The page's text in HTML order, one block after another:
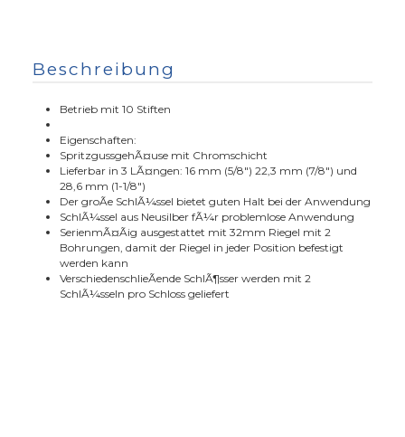
Beschreibung
Betrieb mit 10 Stiften
Eigenschaften:
SpritzgussgehÃ¤use mit Chromschicht
Lieferbar in 3 LÃ¤ngen: 16 mm (5/8") 22,3 mm (7/8") und
28,6 mm (1-1/8")
Der groÃe SchlÃ¼ssel bietet guten Halt bei der Anwendung
SchlÃ¼ssel aus Neusilber fÃ¼r problemlose Anwendung
SerienmÃ¤Ãig ausgestattet mit 32mm Riegel mit 2
Bohrungen, damit der Riegel in jeder Position befestigt
werden kann
VerschiedenschlieÃende SchlÃ¶sser werden mit 2
SchlÃ¼sseln pro Schloss geliefert